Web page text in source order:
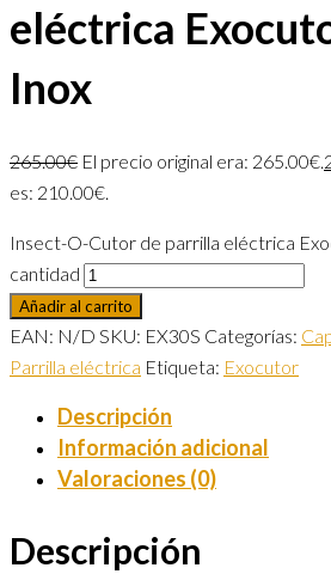
eléctrica
Inox
265.00€ El precio original era: 265.00€.
es: 210.00€.
Insect-O-Cutor de parrilla eléctrica
cantidad
Añadir al carrito
EAN: N/D SKU: EX30S Categorías:
Parrilla eléctrica Etiqueta: Exocutor
Descripción
Información adicional
Valoraciones (0)
Descripción